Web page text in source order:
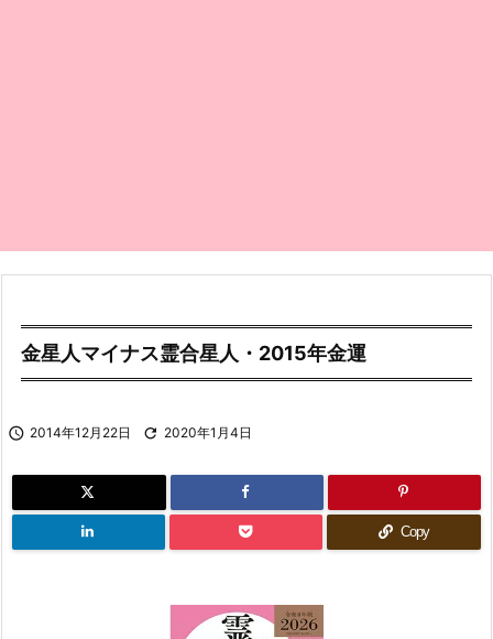
金星人マイナス霊合星人・2015年金運
 2014年12月22日  2020年1月4日
Copy